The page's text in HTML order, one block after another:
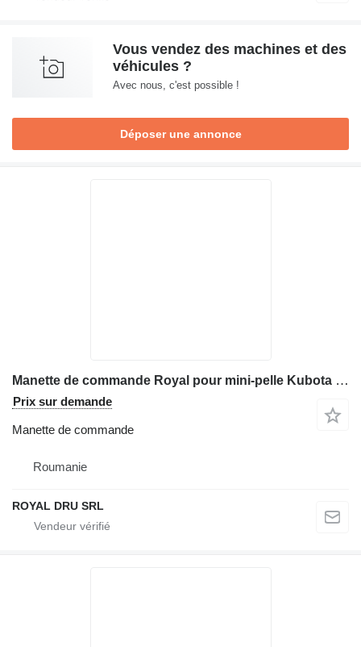
Vous vendez des machines et des
véhicules ?
Avec nous, c'est possible !
Déposer une annonce
Manette de commande Royal pour mini-pelle Kubota KX61-3
Prix sur demande
Manette de commande
Roumanie
ROYAL DRU SRL